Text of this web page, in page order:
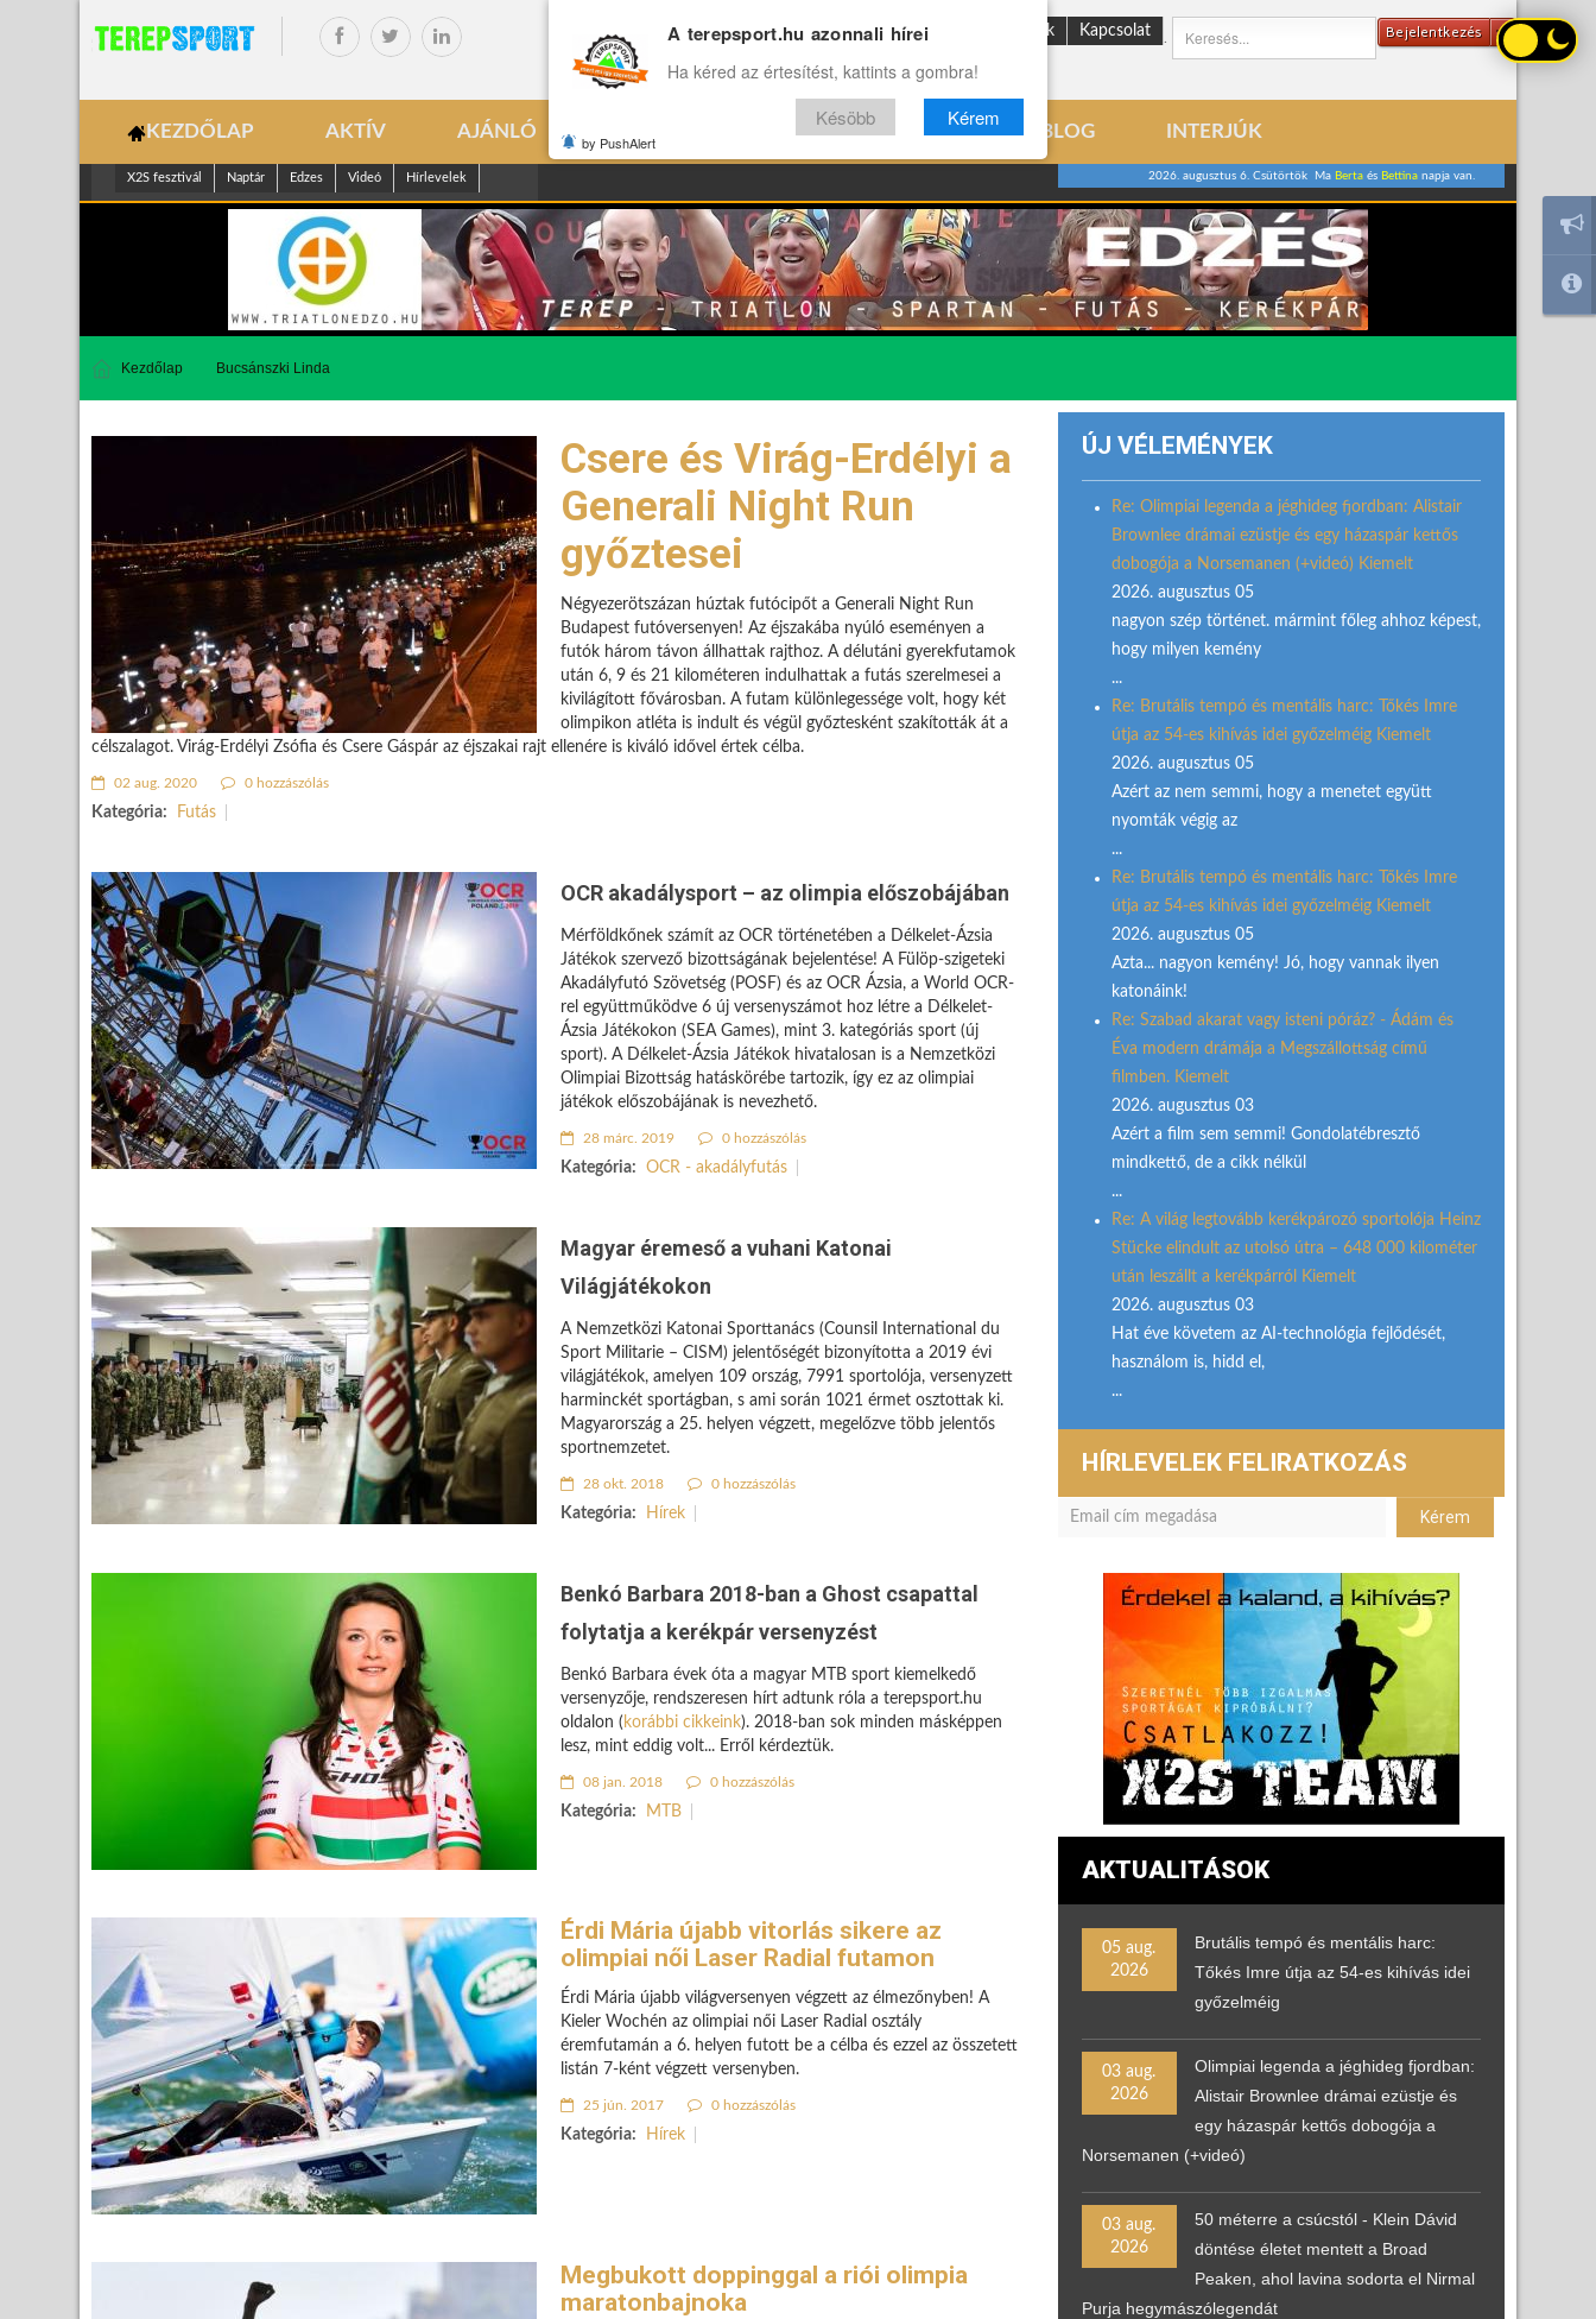
Bejelentkezés
ENG Reviews Archívum Rólunk Kapcsolat
KEZDŐLAP AKTÍV AJÁNLÓ ÉLETMÓD VILÁG BLOG INTERJÚK
X2S fesztivál Naptár Edzes Videó Hírlevelek 2026. augusztus 6. Csütörtök Ma Bertaés Bettinanapja van.
Kezdőlap Bucsánszki Linda
Csere és Virág-Erdélyi a
Generali Night Run
győztesei
Négyezerötszázan húztak futócipőt a Generali Night Run
Budapest futóversenyen! Az éjszakába nyúló eseményen a
futók három távon állhattak rajthoz. A délutáni gyerekfutamok
után 6, 9 és 21 kilométeren indulhattak a futás szerelmesei a
kivilágított fővárosban. A futam különlegessége volt, hogy két
olimpikon atléta is indult és végül győztesként szakították át a
célszalagot. Virág-Erdélyi Zsófia és Csere Gáspár az éjszakai rajt ellenére is kiváló idővel értek célba.
02 aug. 2020 0 hozzászólás
Kategória: Futás
OCR akadálysport – az olimpia előszobájában
Mérföldkőnek számít az OCR történetében a Délkelet-Ázsia
Játékok szervező bizottságának bejelentése! A Fülöp-szigeteki
Akadályfutó Szövetség (POSF) és az OCR Ázsia, a World OCR-
rel együttműködve 6 új versenyszámot hoz létre a Délkelet-
Ázsia Játékokon (SEA Games), mint 3. kategóriás sport (új
sport). A Délkelet-Ázsia Játékok hivatalosan is a Nemzetközi
Olimpiai Bizottság hatáskörébe tartozik, így ez az olimpiai
játékok előszobájának is nevezhető.
28 márc. 2019 0 hozzászólás
Kategória: OCR - akadályfutás
Magyar éremeső a vuhani Katonai
Világjátékokon
A Nemzetközi Katonai Sporttanács (Counsil International du
Sport Militarie – CISM) jelentőségét bizonyította a 2019 évi
világjátékok, amelyen 109 ország, 7991 sportolója, versenyzett
harminckét sportágban, s ami során 1021 érmet osztottak ki.
Magyarország a 25. helyen végzett, megelőzve több jelentős
sportnemzetet.
28 okt. 2018 0 hozzászólás
Kategória: Hírek
Benkó Barbara 2018-ban a Ghost csapattal
folytatja a kerékpár versenyzést
Benkó Barbara évek óta a magyar MTB sport kiemelkedő
versenyzője, rendszeresen hírt adtunk róla a terepsport.hu
oldalon ( korábbi cikkeink). 2018-ban sok minden másképpen
lesz, mint eddig volt... Erről kérdeztük.
08 jan. 2018 0 hozzászólás
Kategória: MTB
Érdi Mária újabb vitorlás sikere az
olimpiai női Laser Radial futamon
Érdi Mária újabb világversenyen végzett az élmezőnyben! A
Kieler Wochén az olimpiai női Laser Radial osztály
éremfutamán a 6. helyen futott be a célba és ezzel az összetett
listán 7-ként végzett versenyben.
25 jún. 2017 0 hozzászólás
Kategória: Hírek
Megbukott doppinggal a riói olimpia
maratonbajnoka
ÚJ VÉLEMÉNYEK
Re: Olimpiai legenda a jéghideg fjordban: Alistair
Brownlee drámai ezüstje és egy házaspár kettős
dobogója a Norsemanen (+videó) Kiemelt
2026. augusztus 05
nagyon szép történet. mármint főleg ahhoz képest,
hogy milyen kemény
...
Re: Brutális tempó és mentális harc: Tőkés Imre
útja az 54-es kihívás idei győzelméig Kiemelt
2026. augusztus 05
Azért az nem semmi, hogy a menetet együtt
nyomták végig az
...
Re: Brutális tempó és mentális harc: Tőkés Imre
útja az 54-es kihívás idei győzelméig Kiemelt
2026. augusztus 05
Azta... nagyon kemény! Jó, hogy vannak ilyen
katonáink!
Re: Szabad akarat vagy isteni póráz? - Ádám és
Éva modern drámája a Megszállottság című
filmben. Kiemelt
2026. augusztus 03
Azért a film sem semmi! Gondolatébresztő
mindkettő, de a cikk nélkül
...
Re: A világ legtovább kerékpározó sportolója Heinz
Stücke elindult az utolsó útra – 648 000 kilométer
után leszállt a kerékpárról Kiemelt
2026. augusztus 03
Hat éve követem az AI-technológia fejlődését,
használom is, hidd el,
...
HÍRLEVELEK FELIRATKOZÁS
AKTUALITÁSOK
05 aug.
2026
Brutális tempó és mentális harc:
Tőkés Imre útja az 54-es kihívás idei
győzelméig
03 aug.
2026
Olimpiai legenda a jéghideg fjordban:
Alistair Brownlee drámai ezüstje és
egy házaspár kettős dobogója a
Norsemanen (+videó)
03 aug.
2026
50 méterre a csúcstól - Klein Dávid
döntése életet mentett a Broad
Peaken, ahol lavina sodorta el Nirmal
Purja hegymászólegendát
A terepsport.hu azonnali hírei
Ha kéred az értesítést, kattints a gombra!
Késöbb Kérem
by PushAlert